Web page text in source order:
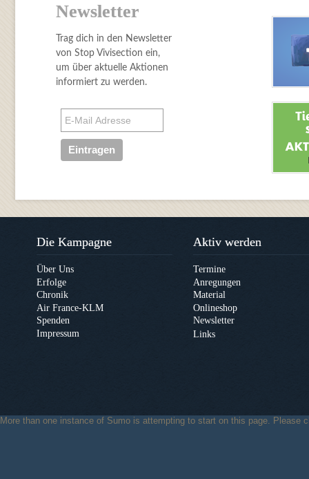
Newsletter
Trag dich in den Newsletter
von Stop Vivisection ein,
um über aktuelle Aktionen
informiert zu werden.
Die Kampagne
Über Uns
Erfolge
Chronik
Air France-KLM
Spenden
Impressum
Aktiv werden
Termine
Anregungen
Material
Onlineshop
Newsletter
Links
More than one instance of Sumo is attempting to start on this page. Please